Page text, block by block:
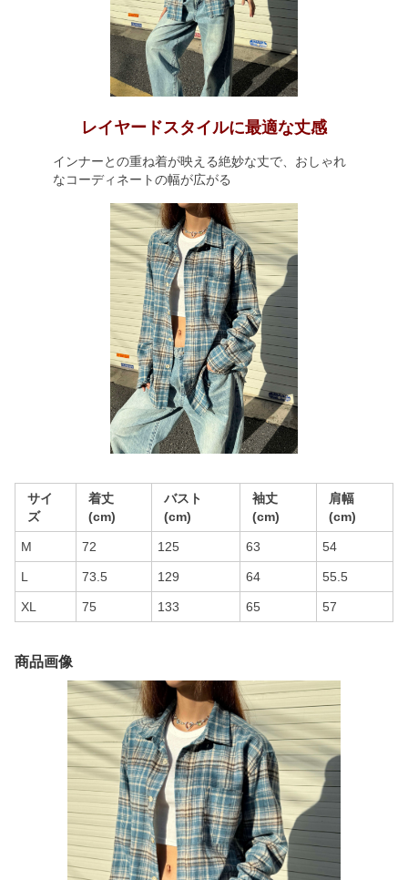
レイヤードスタイルに最適な丈感
インナーとの重ね着が映える絶妙な丈で、おしゃれ
なコーディネートの幅が広がる
サイ
ズ
着丈
(cm)
バスト
(cm)
袖丈
(cm)
肩幅
(cm)
M 72 125 63 54
L 73.5 129 64 55.5
XL 75 133 65 57
商品画像